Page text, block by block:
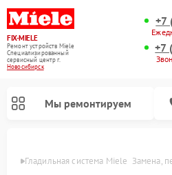
FIX-MIELE
Ремонт устройств Miele
Специализированный
cервисный центр г.
Новосибирск
+7
+7
Мы ремонтируем
Гладильная система Miele  Замена,